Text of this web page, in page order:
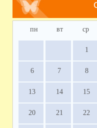
пн вт ср
1
6 7 8
13 14 15
20 21 22